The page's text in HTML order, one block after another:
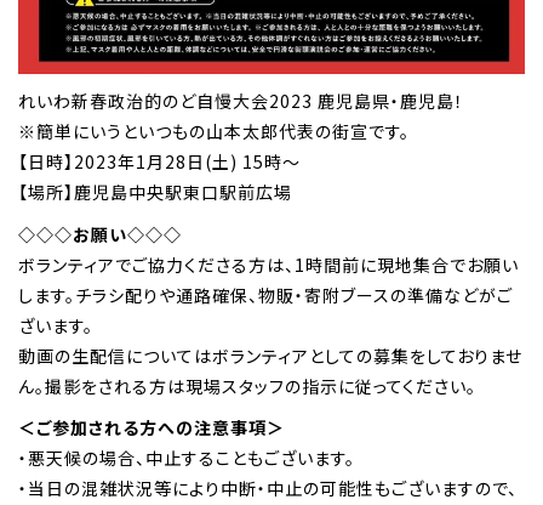
れいわ新春政治的のど自慢大会2023 鹿児島県・鹿児島！
※簡単にいうといつもの山本太郎代表の街宣です。
【日時】2023年1月28日(土) 15時～
【場所】鹿児島中央駅東口駅前広場
◇◇◇お願い◇◇◇
ボランティアでご協力くださる方は、1時間前に現地集合でお願い
します。チラシ配りや通路確保、物販・寄附ブースの準備などがご
ざいます。
動画の生配信についてはボランティアとしての募集をしておりませ
ん。撮影をされる方は現場スタッフの指示に従ってください。
＜ご参加される方への注意事項＞
・悪天候の場合、中止することもございます。
・当日の混雑状況等により中断・中止の可能性もございますので、